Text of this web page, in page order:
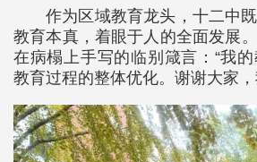
作为区域教育龙头，十二中
教育本真，着眼于人的全面发展
在病榻上手写的临别箴言：“我
教育过程的整体优化。谢谢大家